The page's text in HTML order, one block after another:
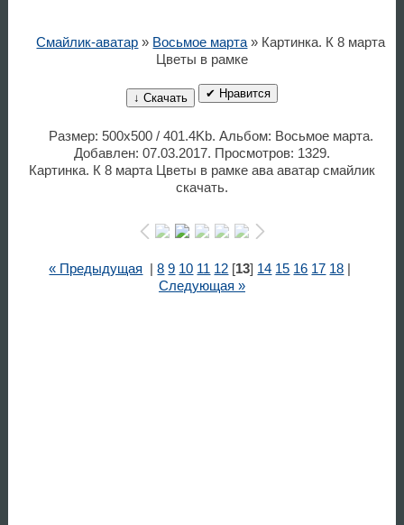
Смайлик-аватар » Восьмое марта » Картинка. К 8 марта
Цветы в рамке
↓ Скачать ✔ Нравится
Размер: 500x500 / 401.4Kb. Альбом: Восьмое марта.
Добавлен: 07.03.2017. Просмотров: 1329.
Картинка. К 8 марта Цветы в рамке ава аватар смайлик
скачать.
« Предыдущая |8 9 10 11 12 [13] 14 15 16 17 18
Следующая »